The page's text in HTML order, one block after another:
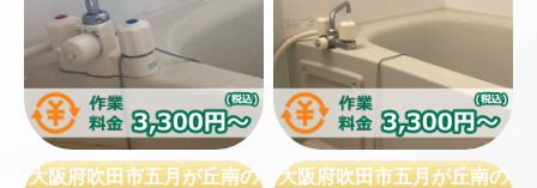
大阪府吹田市五月が丘南の
大阪府吹田市五月が丘南の